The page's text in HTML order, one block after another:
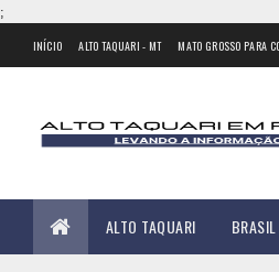
;
INÍCIO ALTO TAQUARI - MT MATO GROSSO PARA
ALTO TAQUARI BRASIL